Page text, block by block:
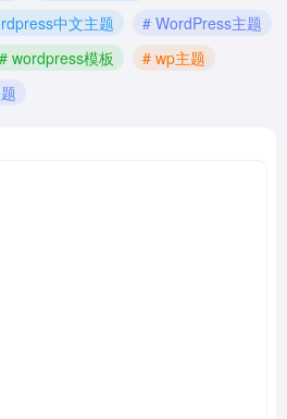
中文主题
# WordPress主题
# wordpress模板
# wp主题